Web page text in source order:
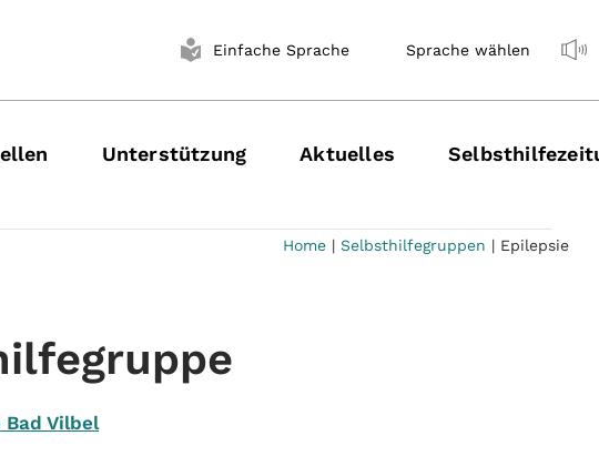
Einfache Sprache Sprache wählen
Unterstützung Aktuelles
Home| Selbsthilfegruppen | Epilepsie
Vilbel